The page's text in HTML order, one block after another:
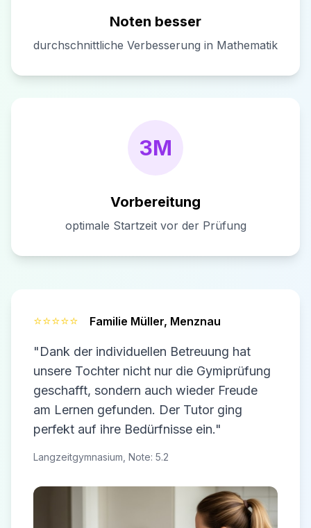
Noten besser
durchschnittliche Verbesserung in Mathematik
3M
Vorbereitung
optimale Startzeit vor der Prüfung
⭐⭐⭐⭐⭐ Familie Müller, Menznau
"Dank der individuellen Betreuung hat
unsere Tochter nicht nur die Gymiprüfung
geschafft, sondern auch wieder Freude
am Lernen gefunden. Der Tutor ging
perfekt auf ihre Bedürfnisse ein."
Langzeitgymnasium, Note: 5.2